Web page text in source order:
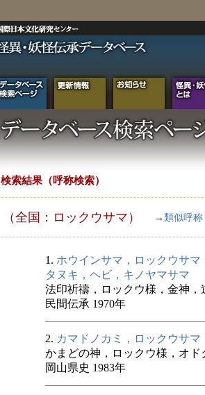
検索結果（呼称検索）
（全国：ロックウサマ） → 類似呼称
1. ホウインサマ，ロックウサ
タヌキ，ヘビ，キノヤマサマ
法印祈禱，ロックウ様，金神
民間伝承 1970年
2. カマドノカミ，ロックウサ
かまどの神，ロックウ様，オド
岡山県史 1983年